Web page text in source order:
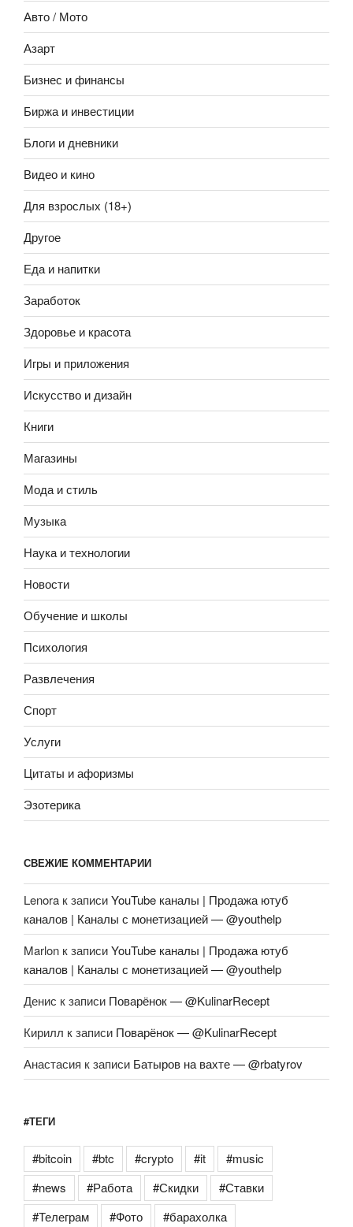
Авто / Мото
Азарт
Бизнес и финансы
Биржа и инвестиции
Блоги и дневники
Видео и кино
Для взрослых (18+)
Другое
Еда и напитки
Заработок
Здоровье и красота
Игры и приложения
Искусство и дизайн
Книги
Магазины
Мода и стиль
Музыка
Наука и технологии
Новости
Обучение и школы
Психология
Развлечения
Спорт
Услуги
Цитаты и афоризмы
Эзотерика
СВЕЖИЕ КОММЕНТАРИИ
Lenora к записиYouTube каналы | Продажа ютуб
каналов | Каналы с монетизацией — @youthelp
Marlon к записиYouTube каналы | Продажа ютуб
каналов | Каналы с монетизацией — @youthelp
Денис к записи Поварёнок — @KulinarRecept
Кирилл к записи Поварёнок — @KulinarRecept
Анастасия к записи Батыров на вахте — @rbatyrov
#ТЕГИ
#bitcoin #btc #crypto #it
#music
#news
#Работа #Скидки
#Ставки
#Телеграм
#Фото
#барахолка